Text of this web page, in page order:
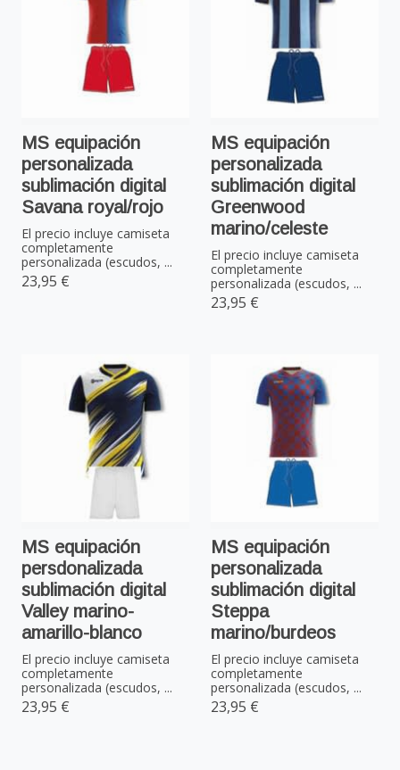
MS equipación
personalizada
sublimación digital
Savana royal/rojo
El precio incluye camiseta
completamente
personalizada (escudos, ...
23,95 €
MS equipación
personalizada
sublimación digital
Greenwood
marino/celeste
El precio incluye camiseta
completamente
personalizada (escudos, ...
23,95 €
MS equipación
persdonalizada
sublimación digital
Valley marino-
amarillo-blanco
El precio incluye camiseta
completamente
personalizada (escudos, ...
23,95 €
MS equipación
personalizada
sublimación digital
Steppa
marino/burdeos
El precio incluye camiseta
completamente
personalizada (escudos, ...
23,95 €